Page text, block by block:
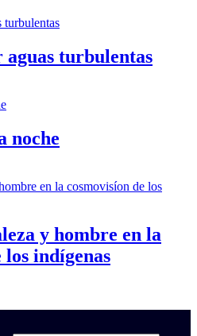
aguas turbulentas
noche
y hombre en la
los indígenas